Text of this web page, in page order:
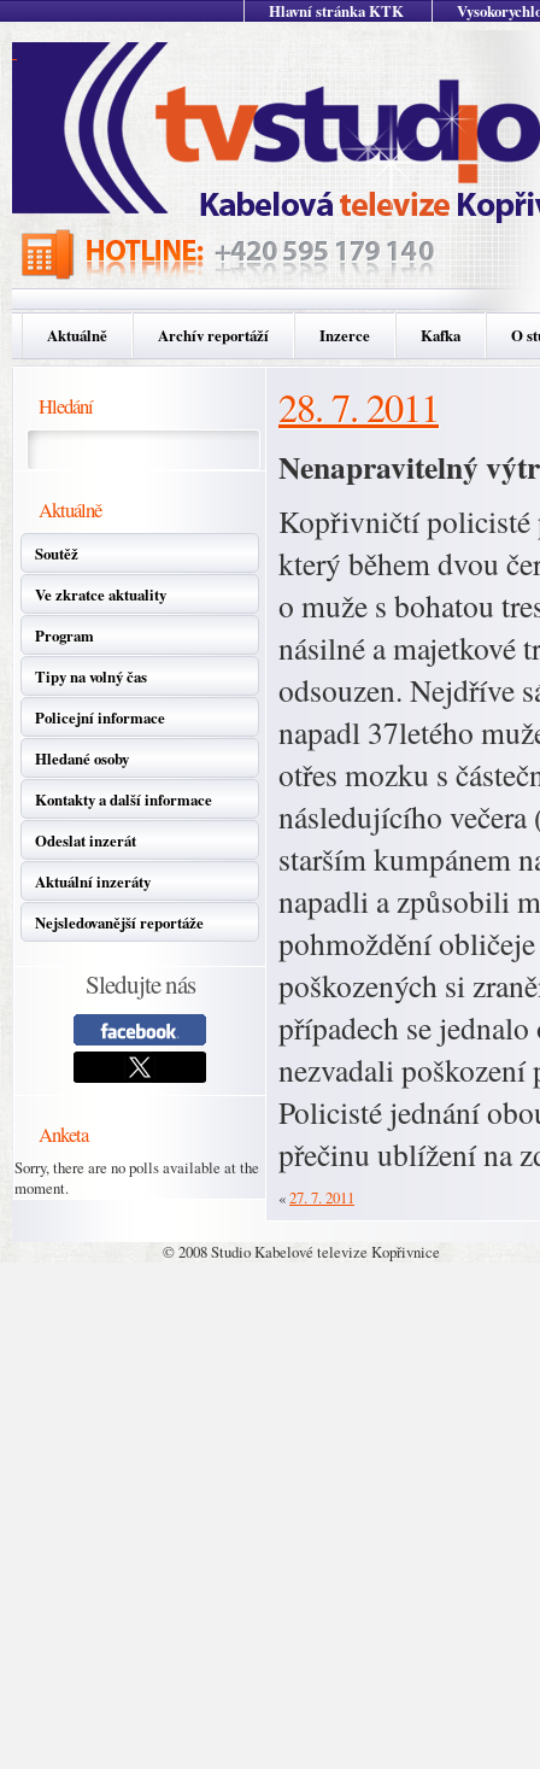
Hlavní stránka KTK
Aktuálně Archív reportáží Inzerce Kafka O
Hledání
Aktuálně
Soutěž
Ve zkratce aktuality
Program
Tipy na volný čas
Policejní informace
Hledané osoby
Kontakty a další informace
Odeslat inzerát
Aktuální inzeráty
Nejsledovanější reportáže
Sledujte nás
Anketa
Sorry, there are no polls available at the
moment.
28. 7. 2011
Nenapravitelný
Kopřivničtí policisté
který během dvou
o muže s bohatou
násilné a majetkové
odsouzen. Nejdříve
napadl 37letého
otřes mozku s
následujícího
starším kumpánem
napadli a způsobili
pohmoždění
poškozených si
případech se
nezvadali
Policisté jednání
přečinu ublížení na
«27. 7. 2011
© 2008 Studio Kabelové televize Kopřivnice